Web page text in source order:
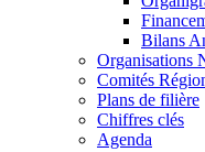
Bilans
Organisations
Comités
Plans de filière
Chiffres clés
Agenda